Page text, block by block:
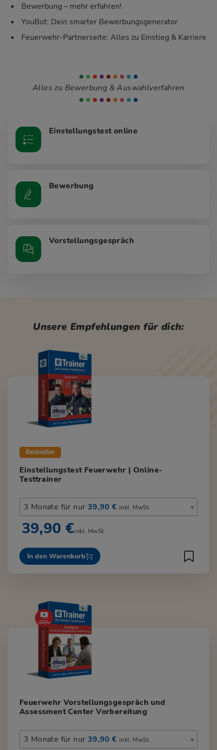
Bewerbung – mehr erfahren!
YouBot: Dein smarter Bewerbungsgenerator
Feuerwehr-Partnerseite: Alles zu Einstieg & Karriere
Alles zu Bewerbung & Auswahlverfahren
Einstellungstest online
Bewerbung
Vorstellungsgespräch
Unsere Empfehlungen für dich:
Bestseller
Einstellungstest Feuerwehr | Online-
Testtrainer
3 Monate für nur 39,90 € inkl. MwSt.
39,90 €inkl. MwSt.
In den Warenkorb
Feuerwehr Vorstellungsgespräch und
Assessment Center Vorbereitung
3 Monate für nur 39,90 € inkl. MwSt.